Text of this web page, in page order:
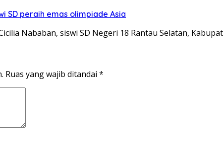
SD peraih emas olimpiade Asia
Nababan, siswi SD Negeri 18 Rantau Selatan,
Ruas yang wajib ditandai *